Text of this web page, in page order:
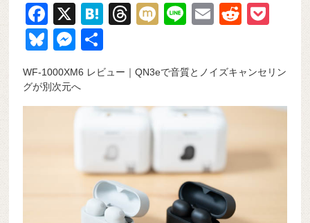
F
a
c
e
b
X
H
n
a
T
a
d
M
Li
E
R
di
t
et
Bl
e
sk
M
ss
e
er
有
WF-1000XM6 レビュー｜QN3eで音質とノイズキャンセリン
グが別次元へ